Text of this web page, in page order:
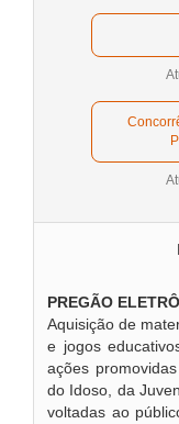
PREGÃO
Aquisição de
e jogos
ações
do Idoso, da
voltadas ao